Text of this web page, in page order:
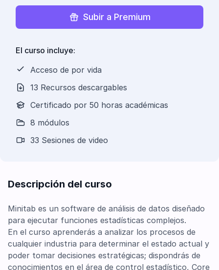
Subir a Premium
El curso incluye:
Acceso de por vida
13 Recursos descargables
Certificado por 50 horas académicas
8 módulos
33 Sesiones de video
Descripción del curso
Minitab es un software de análisis de datos diseñado
para ejecutar funciones estadísticas complejos.
En el curso aprenderás a analizar los procesos de
cualquier industria para determinar el estado actual y
poder tomar decisiones estratégicas; dispondrás de
conocimientos en el área de control estadístico, Core